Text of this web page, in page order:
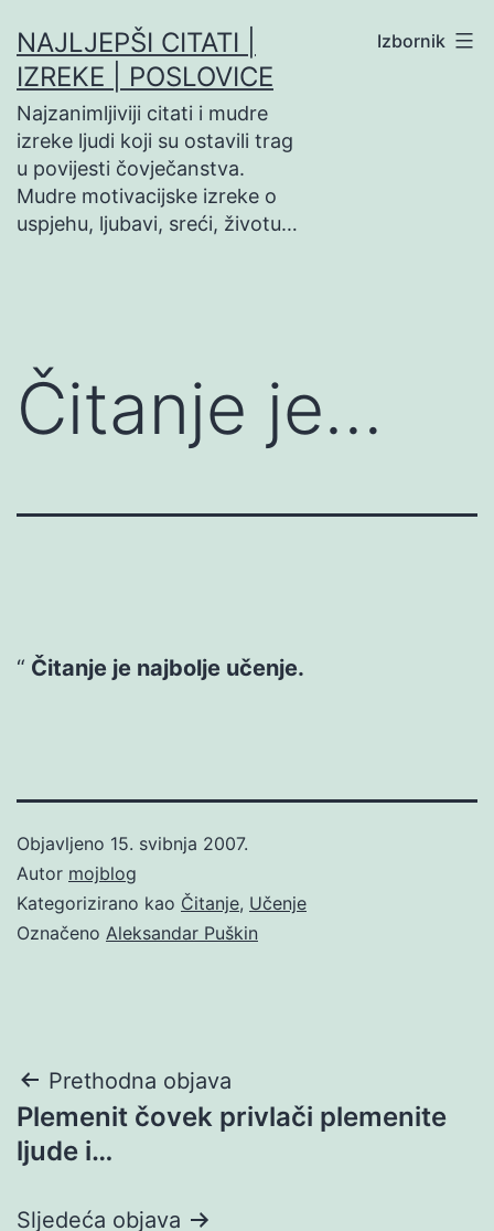
na
sadržaj
NAJLJEPŠI CITATI |
IZREKE | POSLOVICE
Najzanimljiviji citati i mudre
izreke ljudi koji su ostavili trag
u povijesti čovječanstva.
Mudre motivacijske izreke o
uspjehu, ljubavi, sreći, životu…
Izbornik
Čitanje je…
Čitanje je najbolje učenje.
Objavljeno 15. svibnja 2007.
Autor mojblog
Kategorizirano kao Čitanje, Učenje
Označeno Aleksandar Puškin
Navigacija
objava
Prethodna objava
Plemenit čovek privlači plemenite
ljude i…
Sljedeća objava